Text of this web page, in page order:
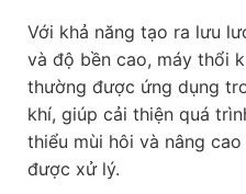
Với khả năng tạo ra lưu
và độ bền cao, máy thổi
thường được ứng dụng
khí, giúp cải thiện quá
thiểu mùi hôi và nâng
được xử lý.